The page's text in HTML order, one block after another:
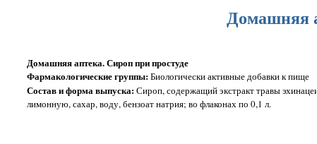
Домашняя
Домашняя аптека. Сироп при простуде
Фармакологические группы:Биологически активные добавки к пище
Состав и форма выпуска:Сироп, содержащий экстракт травы
лимонную, сахар, воду, бензоат натрия; во флаконах по 0,1 л.